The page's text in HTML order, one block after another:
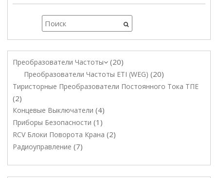
Преобразователи Частоты 20
Преобразователи Частоты ETI (WEG) 20
Тиристорные Преобразователи Постоянного Тока ТПЕ
2
Концевые Выключатели 4
Приборы Безопасности 1
RCV Блоки Поворота Крана 2
Радиоуправление 7